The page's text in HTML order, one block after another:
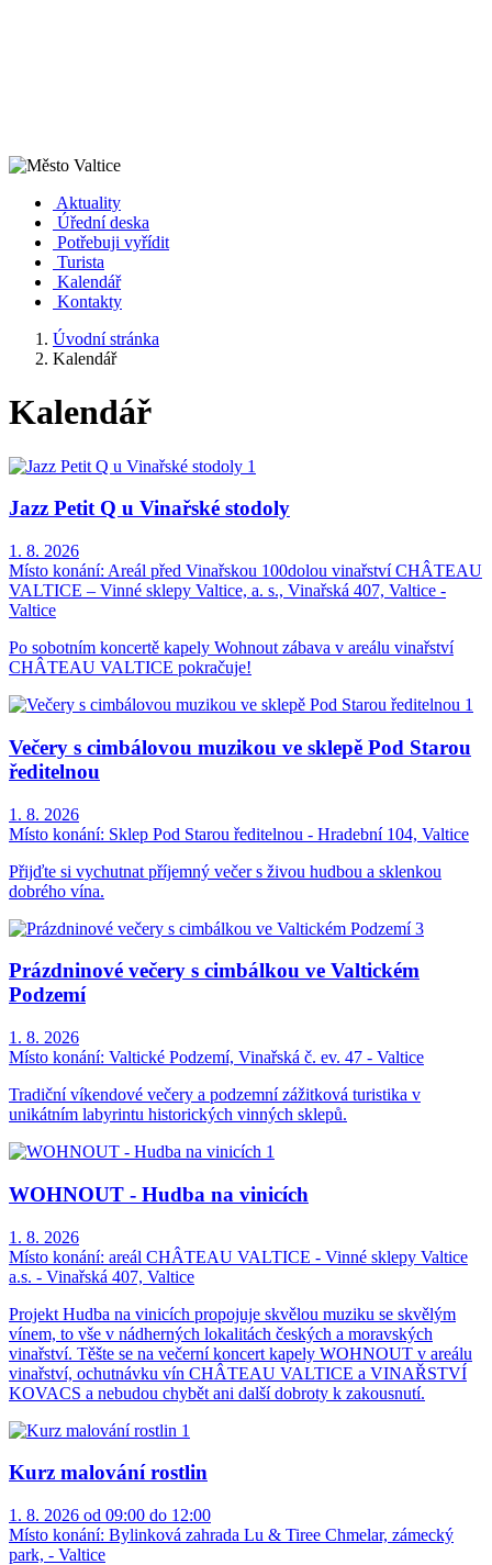
Aktuality
Úřední deska
Potřebuji vyřídit
Turista
Kalendář
Kontakty
Úvodní stránka
Kalendář
Kalendář
Jazz Petit Q u Vinařské stodoly
1. 8. 2026
Místo konání: Areál před Vinařskou 100dolou vinařství CHÂTEAU
VALTICE – Vinné sklepy Valtice, a. s., Vinařská 407, Valtice -
Valtice
Po sobotním koncertě kapely Wohnout zábava v areálu vinařství
CHÂTEAU VALTICE pokračuje!
Večery s cimbálovou muzikou ve sklepě Pod Starou
ředitelnou
1. 8. 2026
Místo konání: Sklep Pod Starou ředitelnou - Hradební 104, Valtice
Přijďte si vychutnat příjemný večer s živou hudbou a sklenkou
dobrého vína.
Prázdninové večery s cimbálkou ve Valtickém
Podzemí
1. 8. 2026
Místo konání: Valtické Podzemí, Vinařská č. ev. 47 - Valtice
Tradiční víkendové večery a podzemní zážitková turistika v
unikátním labyrintu historických vinných sklepů.
WOHNOUT - Hudba na vinicích
1. 8. 2026
Místo konání: areál CHÂTEAU VALTICE - Vinné sklepy Valtice
a.s. - Vinařská 407, Valtice
Projekt Hudba na vinicích propojuje skvělou muziku se skvělým
vínem, to vše v nádherných lokalitách českých a moravských
vinařství. Těšte se na večerní koncert kapely WOHNOUT v areálu
vinařství, ochutnávku vín CHÂTEAU VALTICE a VINAŘSTVÍ
KOVACS a nebudou chybět ani další dobroty k zakousnutí.
Kurz malování rostlin
1. 8. 2026 od 09:00 do 12:00
Místo konání: Bylinková zahrada Lu & Tiree Chmelar, zámecký
park, - Valtice